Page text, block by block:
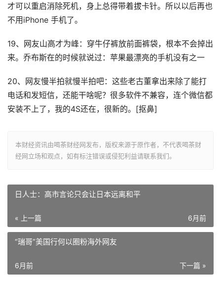
才可以重启消除死机，身上总得带着拔卡针。所以以后再也
不用iPhone 手机了。
19、网友山高才为峰：穿牛仔裤放前面裤袋，根本不会掉出
来。乔布斯在的时候就说过：苹果最漂亮的手机没有之一
20、网友慢半拍就慢半拍吧：这些老古董拿出来除了能打
电话和发短信，还能干啥呢？很多软件不兼容，连个微信都
安装不上了，我的4S还在，很新的。[抠鼻]
本财经资讯由喝茶财经网发布，版权来源于原作者，不代表喝茶财
经网立场和观点，如有标注错误或侵犯利益请联系我们。
日人士：高市言论只会让日本远离和平
« 上一篇 6月前
“瑞哥”美国行何以圈粉海外网友
下一篇 »
6月前